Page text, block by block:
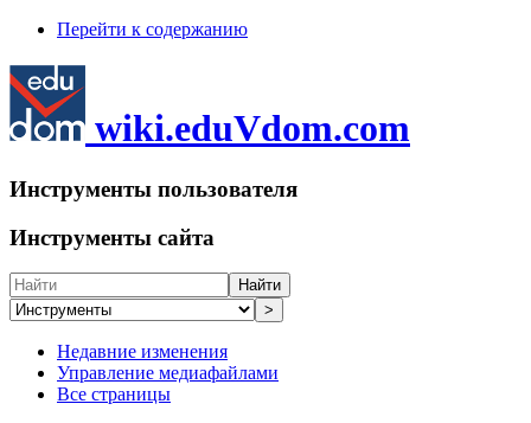
Перейти к содержанию
wiki.eduVdom.com
Инструменты пользователя
Инструменты сайта
Найти
>
Недавние изменения
Управление медиафайлами
Все страницы